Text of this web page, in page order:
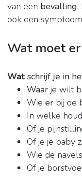
van een bevalling.
ook een
Wat moet
Wat schrijf je in
Waar je wilt
Wie er bij de
In welke
Of je
Of je je baby
Wie de
Of je